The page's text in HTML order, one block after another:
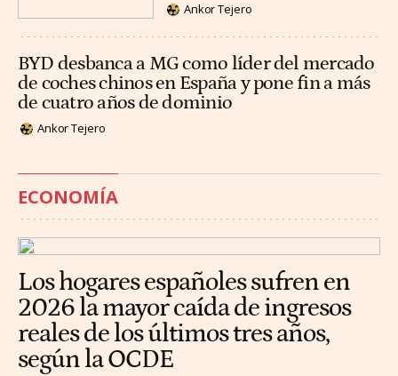
Ankor Tejero
BYD desbanca a MG como líder del mercado
de coches chinos en España y pone fin a más
de cuatro años de dominio
Ankor Tejero
ECONOMÍA
Los hogares españoles sufren en
2026 la mayor caída de ingresos
reales de los últimos tres años,
según la OCDE